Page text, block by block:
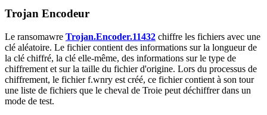
Trojan Encodeur
Le ransomawre Trojan.Encoder.11432 chiffre les fichiers avec une
clé aléatoire. Le fichier contient des informations sur la longueur de
la clé chiffré, la clé elle-même, des informations sur le type de
chiffrement et sur la taille du fichier d'origine. Lors du processus de
chiffrement, le fichier f.wnry est créé, ce fichier contient à son tour
une liste de fichiers que le cheval de Troie peut déchiffrer dans un
mode de test.